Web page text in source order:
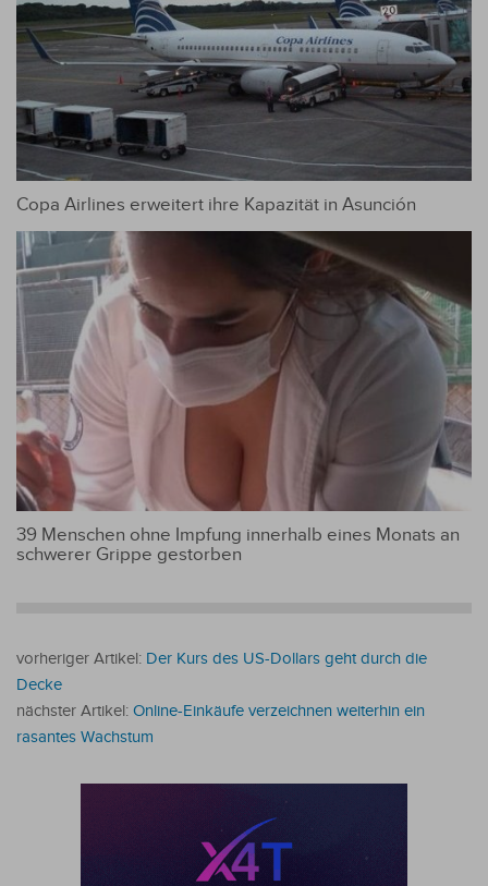
Copa Airlines erweitert ihre Kapazität in Asunción
39 Menschen ohne Impfung innerhalb eines Monats an
schwerer Grippe gestorben
vorheriger Artikel: Der Kurs des US-Dollars geht durch die
Decke
nächster Artikel: Online-Einkäufe verzeichnen weiterhin ein
rasantes Wachstum